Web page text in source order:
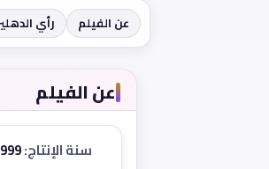
عن الفيلم رأي
عن الفيلم
سنة الإنتاج: